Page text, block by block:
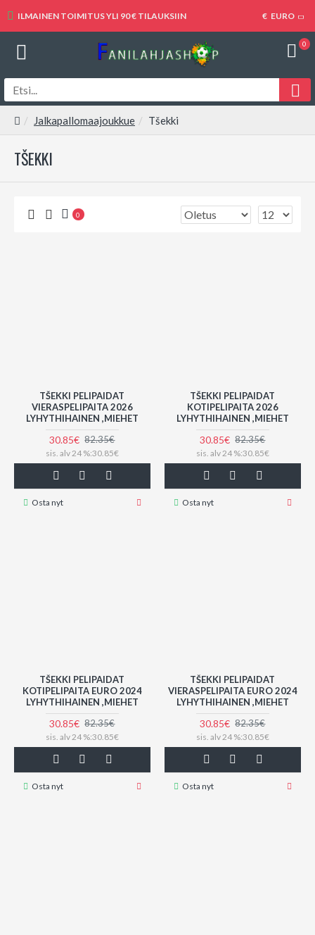
ILMAINEN TOIMITUS YLI 90 € TILAUKSIIN € EURO
0
Jalkapallomaajoukkue Tšekki
TŠEKKI
0
TŠEKKI PELIPAIDAT
VIERASPELIPAITA 2026
LYHYTHIHAINEN ,MIEHET
30.85€ 82.35€
sis. alv 24 %:30.85€
Osta nyt
TŠEKKI PELIPAIDAT
KOTIPELIPAITA 2026
LYHYTHIHAINEN ,MIEHET
30.85€ 82.35€
sis. alv 24 %:30.85€
Osta nyt
TŠEKKI PELIPAIDAT
KOTIPELIPAITA EURO 2024
LYHYTHIHAINEN ,MIEHET
30.85€ 82.35€
sis. alv 24 %:30.85€
Osta nyt
TŠEKKI PELIPAIDAT
VIERASPELIPAITA EURO 2024
LYHYTHIHAINEN ,MIEHET
30.85€ 82.35€
sis. alv 24 %:30.85€
Osta nyt